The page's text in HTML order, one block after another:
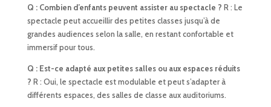
Q : Combien d’enfants peuvent assister au spectacle ? R : Le
spectacle peut accueillir des petites classes jusqu’à de
grandes audiences selon la salle, en restant confortable et
immersif pour tous.
Q : Est-ce adapté aux petites salles ou aux espaces réduits
? R : Oui, le spectacle est modulable et peut s’adapter à
différents espaces, des salles de classe aux auditoriums.